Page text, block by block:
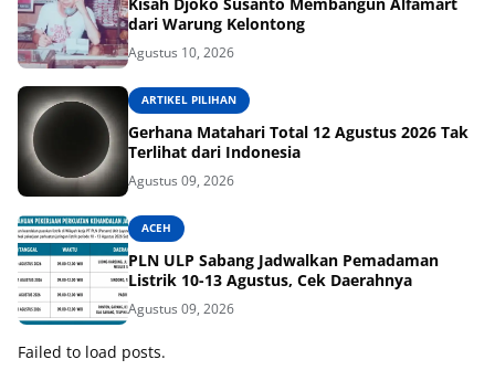
dari Warung Kelontong
Agustus 10, 2026
ARTIKEL PILIHAN
Gerhana Matahari Total 12 Agustus 2026 Tak
Terlihat dari Indonesia
Agustus 09, 2026
ACEH
PLN ULP Sabang Jadwalkan Pemadaman
Listrik 10-13 Agustus, Cek Daerahnya
Agustus 09, 2026
Failed to load posts.